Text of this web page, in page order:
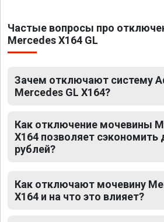
Частые вопросы про
Mercedes X164 GL
Зачем отключают систему
Mercedes GL X164?
Как отключение мочевины
X164 позволяет сэкономить
рублей?
Как отключают мочевину
X164 и на что это влияет?